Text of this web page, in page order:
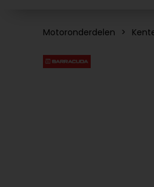
Motoronderdelen